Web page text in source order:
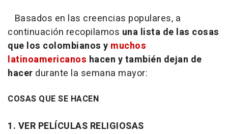
Basados en las creencias populares, a
continuación recopilamos una lista de las cosas
que los colombianos y muchos
latinoamericanos hacen y también dejan de
hacer durante la semana mayor:
COSAS QUE SE HACEN
1. VER PELÍCULAS RELIGIOSAS